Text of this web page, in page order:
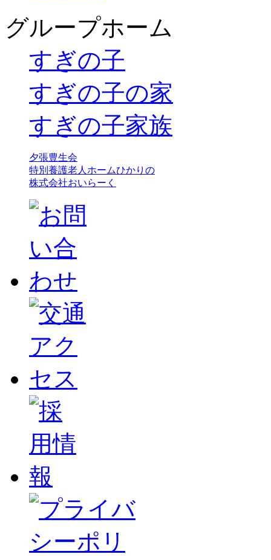
グループホーム
すぎの子
すぎの子の家
すぎの子家族
夕張豊生会
特別養護老人ホームひかりの
株式会社おいらーく